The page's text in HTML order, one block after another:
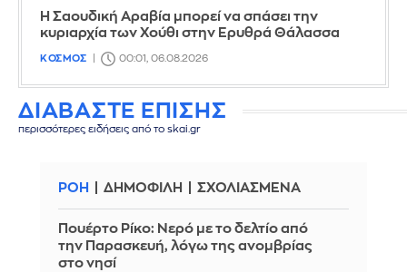
Η Σαουδική Αραβία μπορεί να σπάσει την
κυριαρχία των Χούθι στην Ερυθρά Θάλασσα
ΚΟΣΜΟΣ 00:01, 06.08.2026
ΔΙΑΒΑΣΤΕ ΕΠΙΣΗΣ
περισσότερες ειδήσεις από το skai.gr
ΡΟΗ ΔΗΜΟΦΙΛΗ ΣΧΟΛΙΑΣΜΕΝΑ
Πουέρτο Ρίκο: Νερό με το δελτίο από
την Παρασκευή, λόγω της ανομβρίας
στο νησί